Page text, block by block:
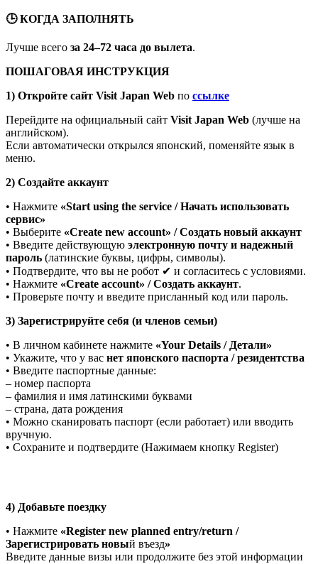
🕒 КОГДА ЗАПОЛНЯТЬ
Лучше всего за 24–72 часа до вылета.
ПОШАГОВАЯ ИНСТРУКЦИЯ
1) Откройте сайт Visit Japan Web по ссылке
Перейдите на официальный сайт Visit Japan Web (лучше на
английском).
Если автоматически открылся японский, поменяйте язык в
меню.
2) Создайте аккаунт
• Нажмите «Start using the service / Начать использовать
сервис»
• Выберите «Create new account» / Создать новый аккаунт
• Введите действующую электронную почту и надежный
пароль (латинские буквы, цифры, символы).
• Подтвердите, что вы не робот ✔ и согласитесь с условиями.
• Нажмите «Create account» / Создать аккаунт.
• Проверьте почту и введите присланный код или пароль.
3) Зарегистрируйте себя (и членов семьи)
• В личном кабинете нажмите «Your Details / Детали»
• Укажите, что у вас нет японского паспорта / резидентства
• Введите паспортные данные:
– номер паспорта
– фамилия и имя латинскими буквами
– страна, дата рождения
• Можно сканировать паспорт (если работает) или вводить
вручную.
• Сохраните и подтвердите (Нажимаем кнопку Register)
4) Добавьте поездку
• Нажмите «Register new planned entry/return /
Зарегистрировать новый въезд»
Введите данные визы или продолжите без этой информации